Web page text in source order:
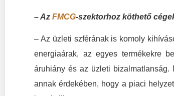
– Az FMCG-szektorhoz köthető
– Az üzleti szférának is komoly
energiaárak, az egyes termékekre
áruhiány és az üzleti
annak érdekében, hogy a piaci